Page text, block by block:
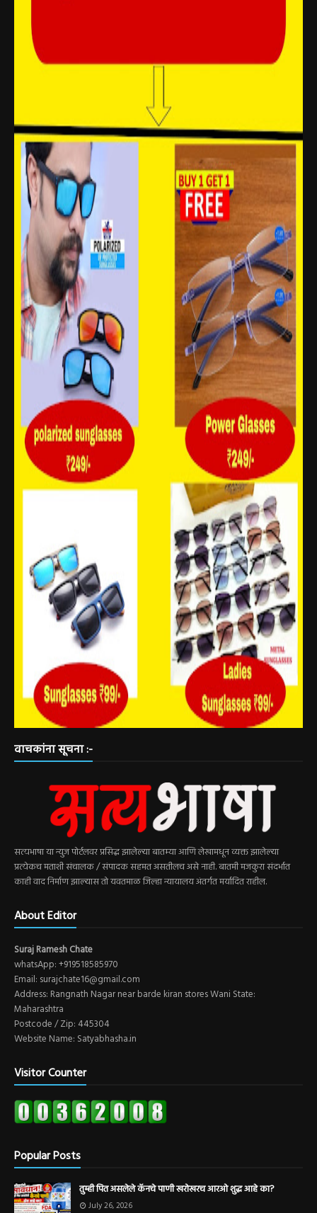
वाचकांना सूचना :-
सत्यभाषा या न्युज पोर्टलवर प्रसिद्ध झालेल्या बातम्या आणि लेखामधून व्यक्त झालेल्या
प्रत्येकच मताशी संचालक / संपादक सहमत असतीलच असे नाही. बातमी मजकुरा संदर्भात
काही वाद निर्माण झाल्यास तो यवतमाळ जिल्हा न्यायालय अंतर्गत मर्यादित राहील.
About Editor
Suraj Ramesh Chate
whatsApp: +919518585970
Email: surajchate16@gmail.com
Address: Rangnath Nagar near barde kiran stores Wani State:
Maharashtra
Postcode / Zip: 445304
Website Name: Satyabhasha.in
Visitor Counter
Popular Posts
तुम्ही पित असलेले कॅनचे पाणी खरोखरच आरओ शुद्ध आहे का?
July 26, 2026